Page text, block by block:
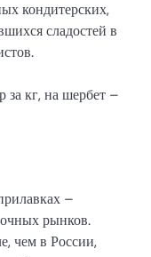
кондитерских,
сладостей в
за кг, на шербет –
–
рынков.
чем в России,